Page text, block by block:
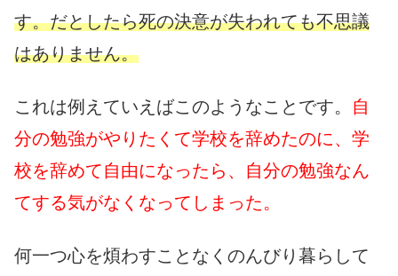
す。だとしたら死の決意が失われても不思議
はありません。
これは例えていえばこのようなことです。 自
分の勉強がやりたくて学校を辞めたのに、学
校を辞めて自由になったら、自分の勉強なん
てする気がなくなってしまった。
何一つ心を煩わすことなくのんびり暮らして